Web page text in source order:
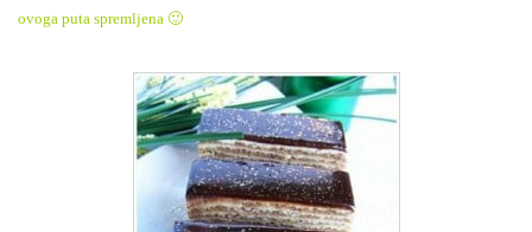
o
p
er
ovoga puta spremljena 🙂